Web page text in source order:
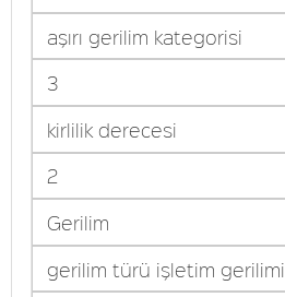
aşırı gerilim kategorisi
3
kirlilik derecesi
2
Gerilim
gerilim türü işletim gerilimi